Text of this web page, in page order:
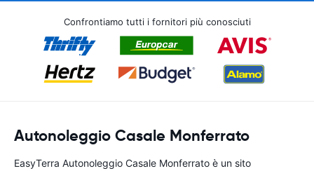
Confrontiamo tutti i fornitori più conosciuti
Autonoleggio Casale Monferrato
EasyTerra Autonoleggio Casale Monferrato è un sito